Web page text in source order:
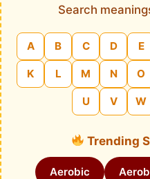
Search
A B C D E
K L M N O
U V W
Trending
Aerobic